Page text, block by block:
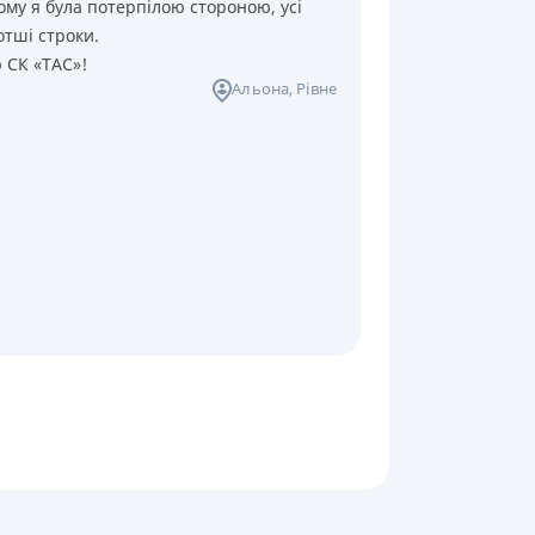
я була потерпілою стороною, усі
строки.
СК «ТАС»!
Альона, Рівне